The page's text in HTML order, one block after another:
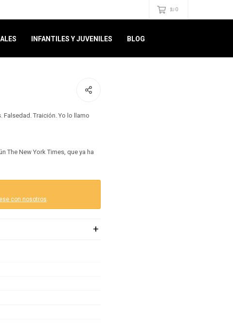
INFANTILES Y JUVENILES BLOG
$U 0
Traición. Yo lo llamo
The New York Times, que ya ha
con nosotros.